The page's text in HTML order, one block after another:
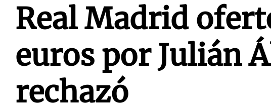
Real Madrid
euros por Julián
rechazó